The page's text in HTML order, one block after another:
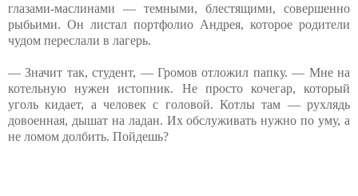
глазами-маслинами — темными, блестящими, совершенно
рыбьими. Он листал портфолио Андрея, которое родители
чудом переслали в лагерь.
— Значит так, студент, — Громов отложил папку. — Мне на
котельную нужен истопник. Не просто кочегар, который
уголь кидает, а человек с головой. Котлы там — рухлядь
довоенная, дышат на ладан. Их обслуживать нужно по уму, а
не ломом долбить. Пойдешь?